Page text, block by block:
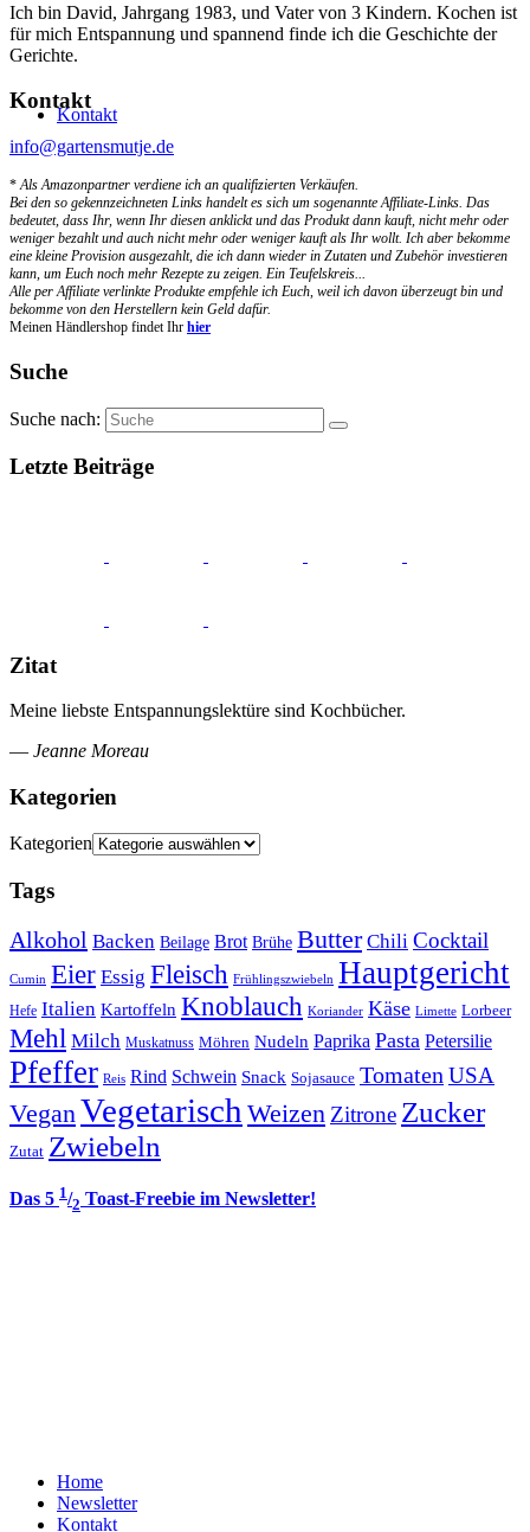
Kontakt
Ich bin David, Jahrgang 1983, und Vater von 3 Kindern. Kochen ist
für mich Entspannung und spannend finde ich die Geschichte der
Gerichte.
Kontakt
info@gartensmutje.de
*Als Amazonpartner verdiene ich an qualifizierten Verkäufen.
Bei den so gekennzeichneten Links handelt es sich um sogenannte Affiliate-Links. Das
bedeutet, dass Ihr, wenn Ihr diesen anklickt und das Produkt dann kauft, nicht mehr oder
weniger bezahlt und auch nicht mehr oder weniger kauft als Ihr wollt. Ich aber bekomme
eine kleine Provision ausgezahlt, die ich dann wieder in Zutaten und Zubehör investieren
kann, um Euch noch mehr Rezepte zu zeigen. Ein Teufelskreis...
Alle per Affiliate verlinkte Produkte empfehle ich Euch, weil ich davon überzeugt bin und
bekomme von den Herstellern kein Geld dafür.
Meinen Händlershop findet Ihr hier
Suche
Suche nach:
Letzte Beiträge
Zitat
Meine liebste Entspannungslektüre sind Kochbücher.
— Jeanne Moreau
Kategorien
Kategorien
Tags
Alkohol Backen Beilage Brot Brühe Butter Chili Cocktail
Cumin Eier Essig Fleisch Frühlingszwiebeln Hauptgericht
Hefe Italien Kartoffeln Knoblauch Koriander Käse Limette Lorbeer
Mehl Milch Muskatnuss Möhren Nudeln Paprika Pasta Petersilie
Pfeffer Reis Rind Schwein Snack Sojasauce Tomaten USA
VeganVegetarisch Weizen Zitrone Zucker
Zutat Zwiebeln
Das 5 1/2 Toast-Freebie im Newsletter!
Home
Newsletter
Kontakt